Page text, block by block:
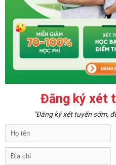
Đăng ký xét
"Đăng ký xét tuyển sớm,